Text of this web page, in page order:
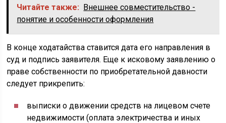
Читайте также: Внешнее совместительство -
понятие и особенности оформления
В конце ходатайства ставится дата его направления в
суд и подпись заявителя. Еще к исковому заявлению о
праве собственности по приобретательной давности
следует прикрепить:
выписки о движении средств на лицевом счете
недвижимости (оплата электричества и иных